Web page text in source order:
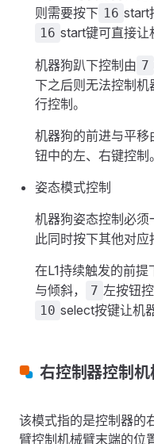
则需要按下 16 start
16 start键可直接让
机器狗趴下控制由 7
下之后则无法控制
行控制。
机器狗的前进与平移
钮中的左、右键控制。
姿态模式控制
机器狗姿态控制必须
此同时按下其他对应
在L1持续触发的前提
与倾斜，
7 左按钮
10 select按键让机
右控制器控制机
该模式指的是控制器的
臂控制机械臂末端的位